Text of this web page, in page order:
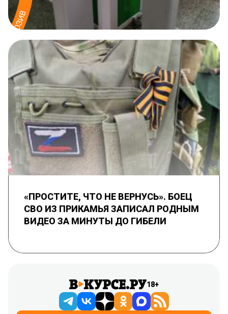
«ПРОСТИТЕ, ЧТО НЕ ВЕРНУСЬ». БОЕЦ
СВО ИЗ ПРИКАМЬЯ ЗАПИСАЛ РОДНЫМ
ВИДЕО ЗА МИНУТЫ ДО ГИБЕЛИ
18+